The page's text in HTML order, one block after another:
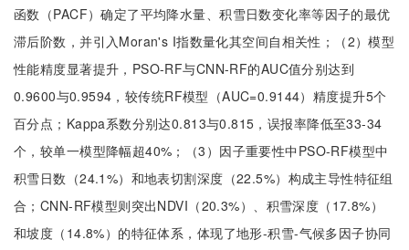
函数（PACF）确定了平均降水量、积雪日数变化率等因子的最优
滞后阶数，并引入Moran's I指数量化其空间自相关性；（2）模型
性能精度显著提升，PSO-RF与CNN-RF的AUC值分别达到
0.9600与0.9594，较传统RF模型（AUC=0.9144）精度提升5个
百分点；Kappa系数分别达0.813与0.815，误报率降低至33-34
个，较单一模型降幅超40%；（3）因子重要性中PSO-RF模型中
积雪日数（24.1%）和地表切割深度（22.5%）构成主导性特征组
合；CNN-RF模型则突出NDVI（20.3%）、积雪深度（17.8%）
和坡度（14.8%）的特征体系，体现了地形-积雪-气候多因子协同